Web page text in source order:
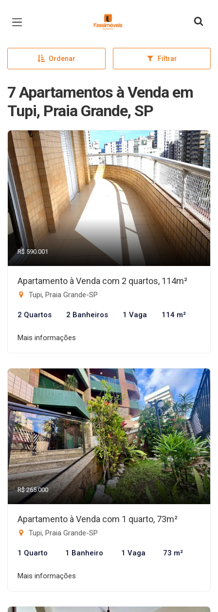
Página inicial
Ordenar Filtrar
7 Apartamentos à Venda em
Tupi, Praia Grande, SP
R$ 590.001
Apartamento à Venda com 2 quartos, 114m²
Tupi, Praia Grande-SP
2 Quartos 2 Banheiros 1 Vaga 114 m²
Mais informações
R$ 265.000
Apartamento à Venda com 1 quarto, 73m²
Tupi, Praia Grande-SP
1 Quarto 1 Banheiro 1 Vaga 73 m²
Mais informações